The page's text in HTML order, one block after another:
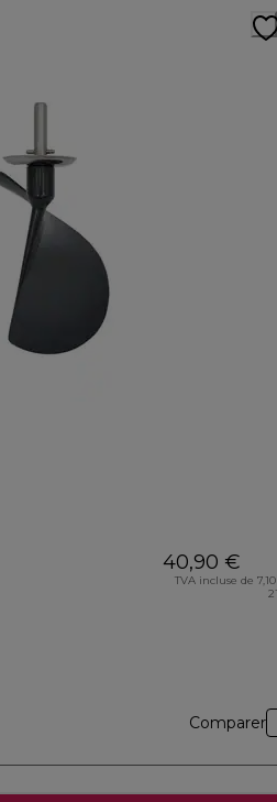
40,90 €
TVA incluse de
Comparer